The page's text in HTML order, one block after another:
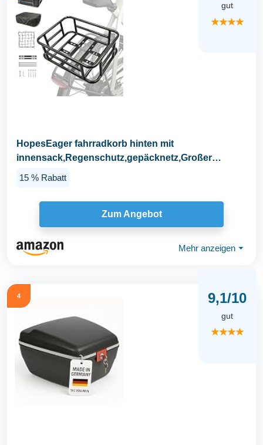
gut
★★★★
HopesEager fahrradkorb hinten mit
innensack,Regenschutz,gepäcknetz,Großer
15 % Rabatt
Zum Angebot
Mehr anzeigen ⏷
4 9,1/10
gut
★★★★